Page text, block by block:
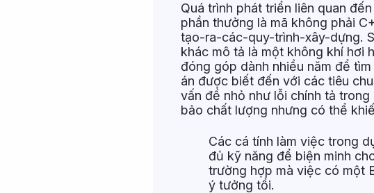
Quá trình phát triển liên quan
phần thưởng là mã không phải
tạo-ra-các-quy-trình-xây-dựng.
khác mô tả là một không khí hơi
đóng góp dành nhiều năm để
án được biết đến với các tiêu
vấn đề nhỏ như lỗi chính tả
bảo chất lượng nhưng có thể
Các cá tính làm việc trong
đủ kỹ năng để biện minh
trường hợp mà việc có một
ý tưởng tồi.